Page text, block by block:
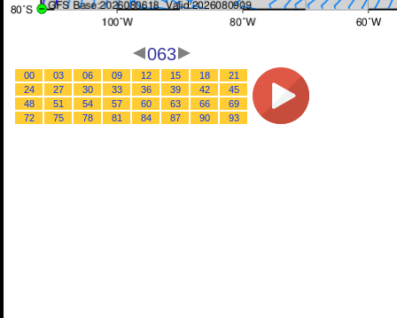
063
00 03 06 09 12 15 18
21
24
27 30 33 36 39 42
45
48
51 54 57 60 63 66
69
72
75 78 81 84 87 90 93